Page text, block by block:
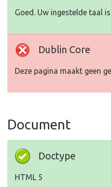
Goed. Uw ingestelde taal is
Dublin Core
Deze pagina maakt geen
Document
Doctype
HTML 5